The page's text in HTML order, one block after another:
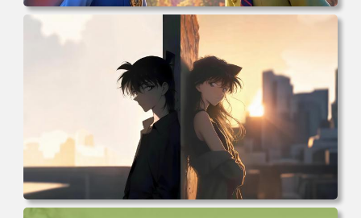
电脑壁纸 动漫 兔子朱迪 狐狸尼克 疯狂动物城 秋叶 秋天森
林 蓝天 4k壁纸 电脑桌面 高清壁纸 壁纸下载 壁纸大全
电脑壁纸 柯南和小兰背靠背 夕阳 日落 4K动漫壁纸 电脑桌